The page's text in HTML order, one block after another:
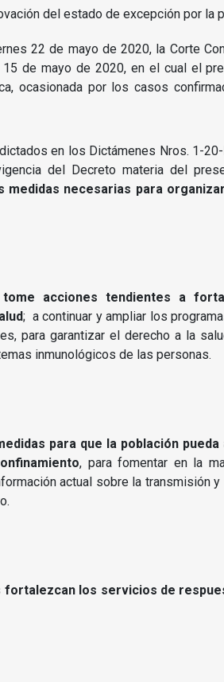
22 de mayo de 2020, la Corte
de mayo de 2020, en el cual el
ocasionada por los casos
en los Dictámenes Nros. 1-
del Decreto materia del
medidas necesarias para
tome acciones tendientes a
; a continuar y ampliar los
para garantizar el derecho a la
inmunológicos de las personas.
para que la población
, para fomentar en la
actual sobre la transmisión
fortalezcan los servicios de